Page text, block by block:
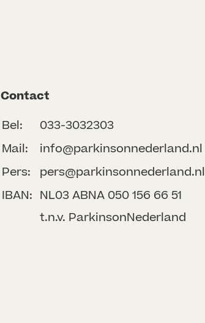
Contact
Bel:
033-3032303
Mail:
info@parkinsonnederland.nl
Pers:
pers@parkinsonnederland.nl
IBAN: NL03 ABNA 050 156 66 51
t.n.v. ParkinsonNederland